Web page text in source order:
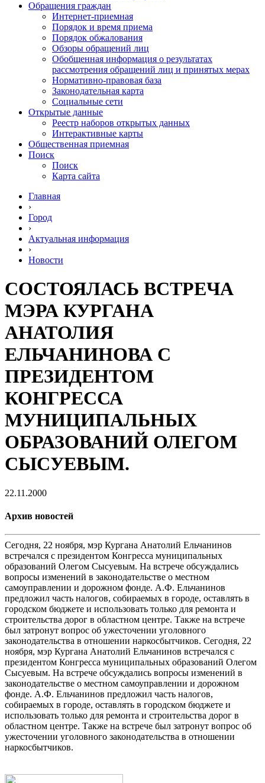
Обращения граждан
Интернет-приемная
Порядок и время приема
Порядок обжалования
Обзоры обращений лиц
Обобщенная информация о результатах
рассмотрения обращений лиц и принятых мерах
Нормативно-правовая база
Законодательная карта
Социальные сети
Открытые данные
Реестр наборов открытых данных
Интерактивные карты
Общественная приемная
Поиск
Поиск
Карта сайта
Главная
›
Город
›
Актуальная информация
›
Новости
СОСТОЯЛАСЬ ВСТРЕЧА
МЭРА КУРГАНА
АНАТОЛИЯ
ЕЛЬЧАНИНОВА С
ПРЕЗИДЕНТОМ
КОНГРЕССА
МУНИЦИПАЛЬНЫХ
ОБРАЗОВАНИЙ ОЛЕГОМ
СЫСУЕВЫМ.
22.11.2000
Архив новостей
Сегодня, 22 ноября, мэр Кургана Анатолий Ельчанинов
встречался с президентом Конгресса муниципальных
образований Олегом Сысуевым. На встрече обсуждались
вопросы изменений в законодательстве о местном
самоуправлении и дорожном фонде. А.Ф. Ельчанинов
предложил часть налогов, собираемых в городе, оставлять в
городском бюджете и использовать только для ремонта и
строительства дорог в областном центре. Также на встрече
был затронут вопрос об ужесточении уголовного
законодательства в отношении наркосбытчиков. Сегодня, 22
ноября, мэр Кургана Анатолий Ельчанинов встречался с
президентом Конгресса муниципальных образований Олегом
Сысуевым. На встрече обсуждались вопросы изменений в
законодательстве о местном самоуправлении и дорожном
фонде. А.Ф. Ельчанинов предложил часть налогов,
собираемых в городе, оставлять в городском бюджете и
использовать только для ремонта и строительства дорог в
областном центре. Также на встрече был затронут вопрос об
ужесточении уголовного законодательства в отношении
наркосбытчиков.